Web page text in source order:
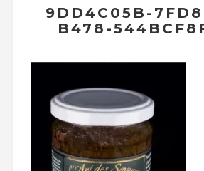
9DD4C05B-
B478-